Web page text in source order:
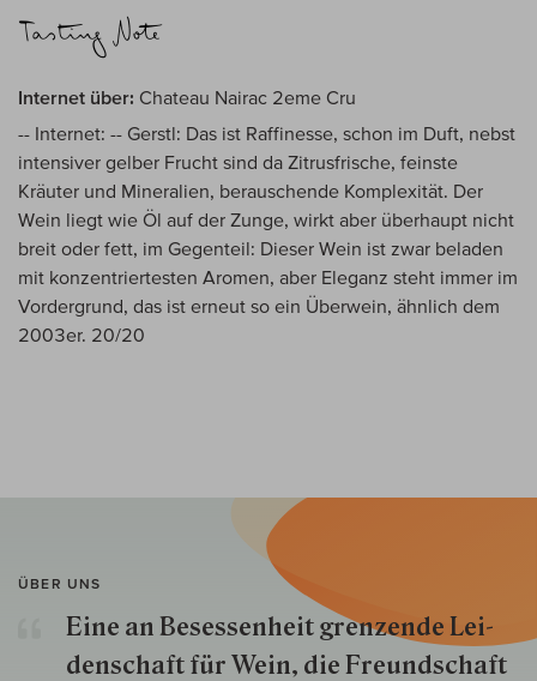
Internet über: Chateau Nairac 2eme Cru
-- Internet: -- Gerstl: Das ist Raffinesse, schon im Duft, nebst
intensiver gelber Frucht sind da Zitrusfrische, feinste
Kräuter und Mineralien, berauschende Komplexität. Der
Wein liegt wie Öl auf der Zunge, wirkt aber überhaupt nicht
breit oder fett, im Gegenteil: Dieser Wein ist zwar beladen
mit konzentriertesten Aromen, aber Eleganz steht immer im
Vordergrund, das ist erneut so ein Überwein, ähnlich dem
2003er. 20/20
ÜBER UNS
Eine an Besessenheit gren­zende Lei­
den­schaft für Wein, die Freund­schaft